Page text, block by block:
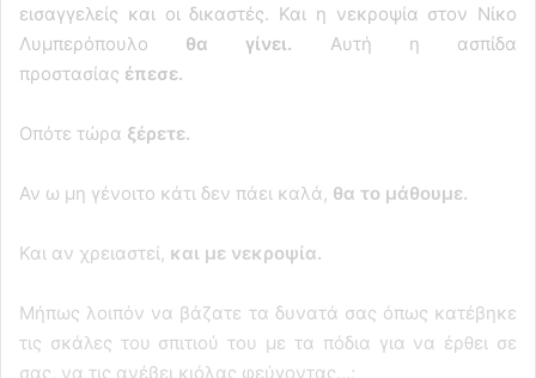
εισαγγελείς και οι δικαστές. Και η νεκροψία στον Νίκο
Λυμπερόπουλο θα γίνει. Αυτή η ασπίδα
προστασίας έπεσε.
Οπότε τώρα ξέρετε.
Αν ω μη γένοιτο κάτι δεν πάει καλά, θα το μάθουμε.
Και αν χρειαστεί, και με νεκροψία.
Μήπως λοιπόν να βάζατε τα δυνατά σας όπως κατέβηκε
τις σκάλες του σπιτιού του με τα πόδια για να έρθει σε
σας, να τις ανέβει κιόλας φεύγοντας…;